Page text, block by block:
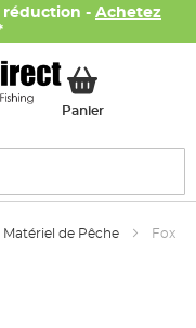
réduction - Achetez
PanierMon panier
Matériel de Pêche Fox